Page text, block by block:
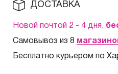
ДОСТАВКА
Новой почтой 2 - 4 дня,
Самовывоз из 8
Бесплатно курьером по